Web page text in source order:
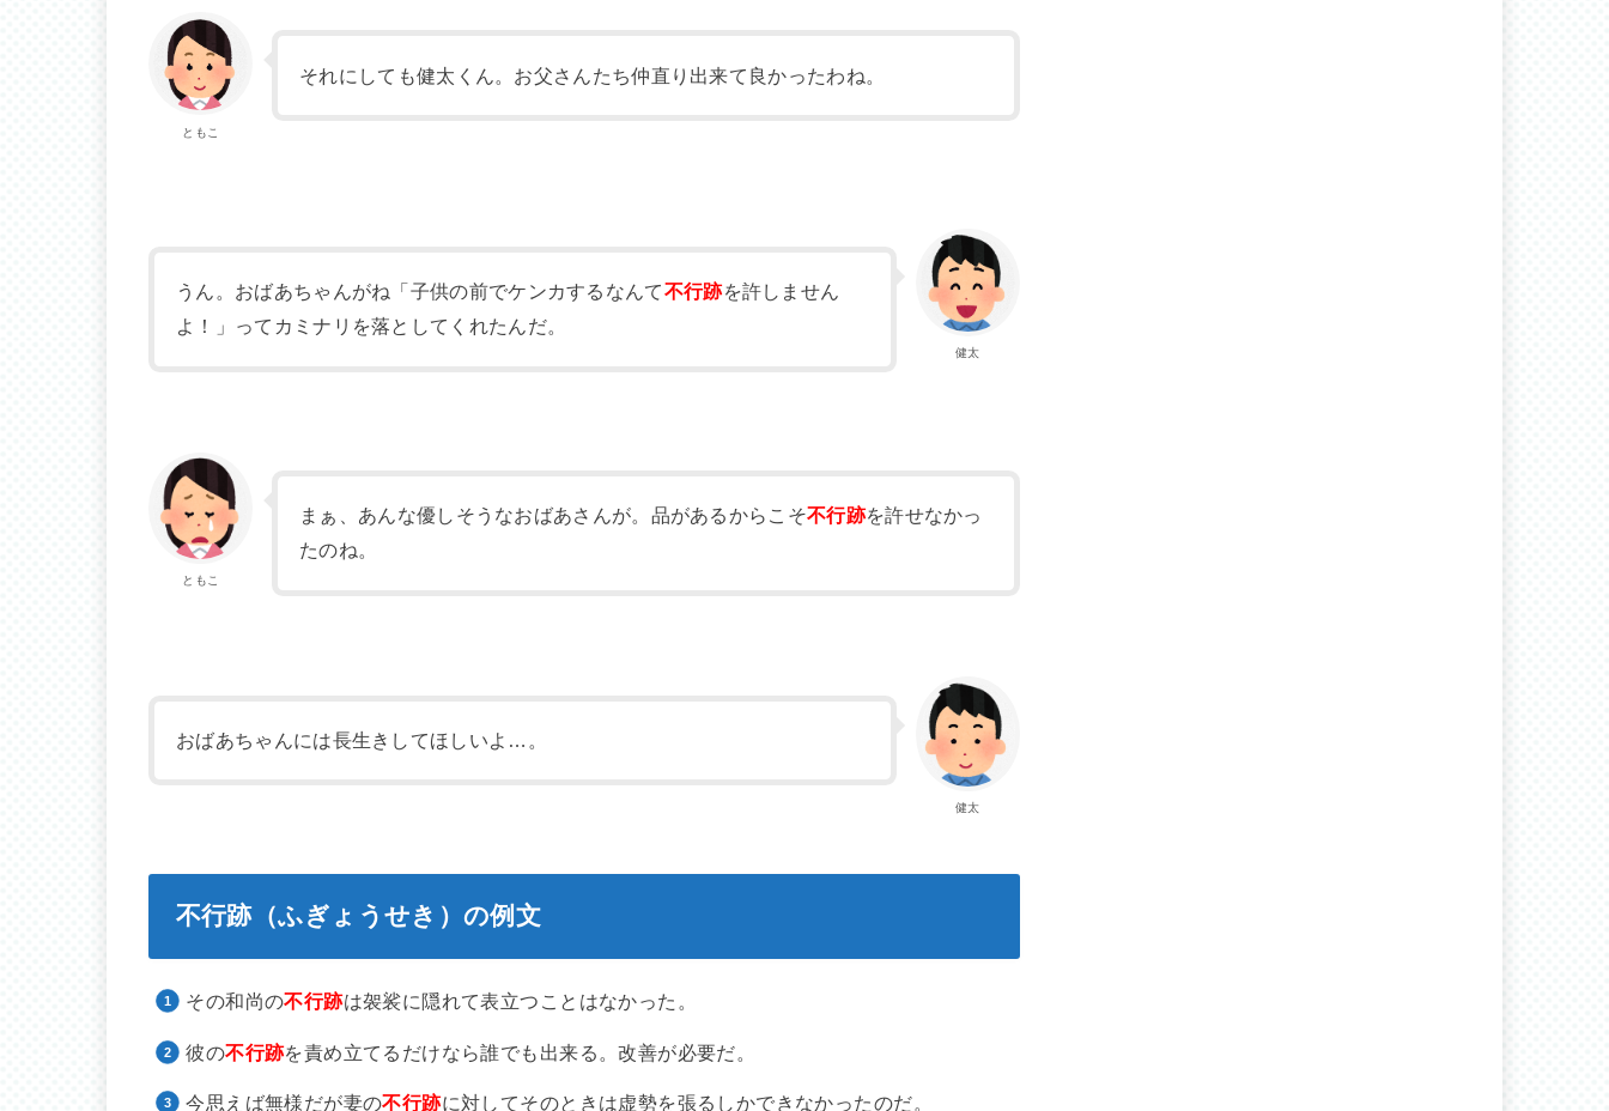
ともこ
それにしても健太くん。お父さんたち仲直り出来て良かったわね。
健太
うん。おばあちゃんがね「子供の前でケンカするなんて不行跡を許しません
よ！」ってカミナリを落としてくれたんだ。
ともこ
まぁ、あんな優しそうなおばあさんが。品があるからこそ不行跡を許せなかっ
たのね。
健太
おばあちゃんには長生きしてほしいよ…。
不行跡（ふぎょうせき）の例文
その和尚の不行跡は袈裟に隠れて表立つことはなかった。
彼の不行跡を責め立てるだけなら誰でも出来る。改善が必要だ。
今思えば無様だが妻の不行跡に対してそのときは虚勢を張るしかできなかったのだ。